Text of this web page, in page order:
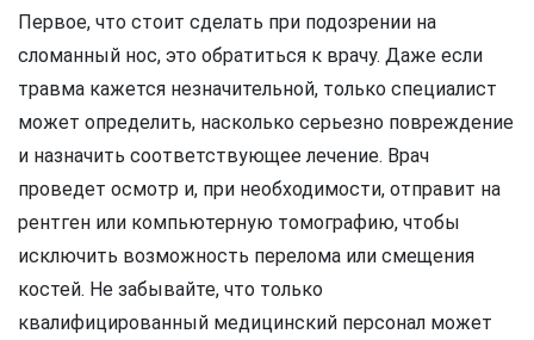
Первое, что стоит сделать при подозрении на
сломанный нос, это обратиться к врачу. Даже если
травма кажется незначительной, только специалист
может определить, насколько серьезно повреждение
и назначить соответствующее лечение. Врач
проведет осмотр и, при необходимости, отправит на
рентген или компьютерную томографию, чтобы
исключить возможность перелома или смещения
костей. Не забывайте, что только
квалифицированный медицинский персонал может